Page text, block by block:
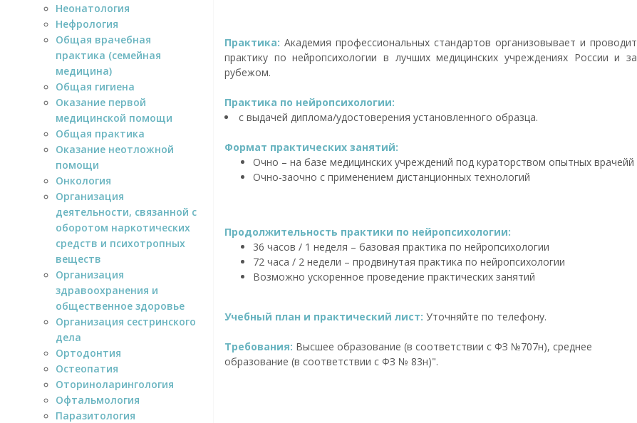
Неонатология
Нефрология
Общая врачебная
практика (семейная
медицина)
Общая гигиена
Оказание первой
медицинской помощи
Общая практика
Оказание неотложной
помощи
Онкология
Организация
деятельности, связанной с
оборотом наркотических
средств и психотропных
веществ
Организация
здравоохранения и
общественное здоровье
Организация сестринского
дела
Ортодонтия
Остеопатия
Оториноларингология
Офтальмология
Паразитология
Практика: Академия профессиональных стандартов организовывает и проводит
практику по нейропсихологии в лучших медицинских учреждениях России и за
рубежом.
Практика по нейропсихологии:
с выдачей диплома/удостоверения установленного образца.
Формат практических занятий:
Очно – на базе медицинских учреждений под кураторством опытных врачейй
Очно-заочно с применением дистанционных технологий
Продолжительность практики по нейропсихологии:
36 часов / 1 неделя – базовая практика по нейропсихологии
72 часа / 2 недели – продвинутая практика по нейропсихологии
Возможно ускоренное проведение практических занятий
Учебный план и практический лист: Уточняйте по телефону.
Требования: Высшее образование (в соответствии с ФЗ №707н), среднее
образование (в соответствии с ФЗ № 83н)".